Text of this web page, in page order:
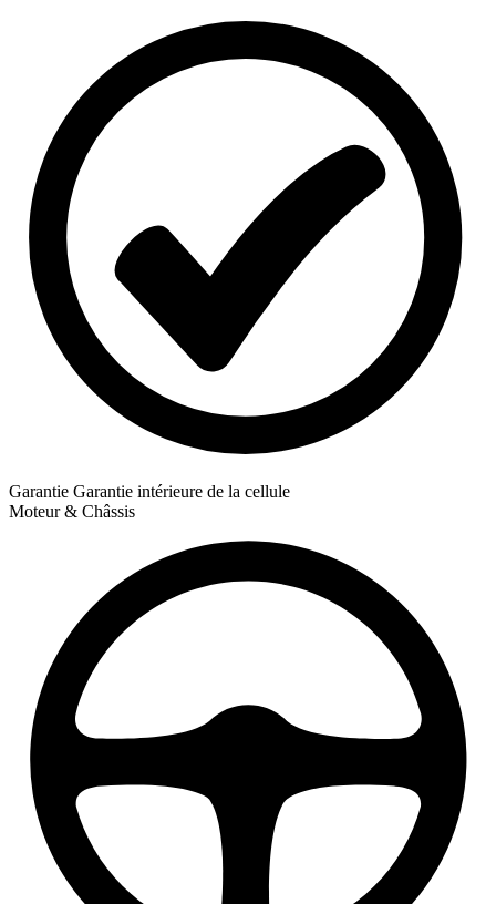
Garantie Garantie intérieure de la cellule
Moteur & Châssis